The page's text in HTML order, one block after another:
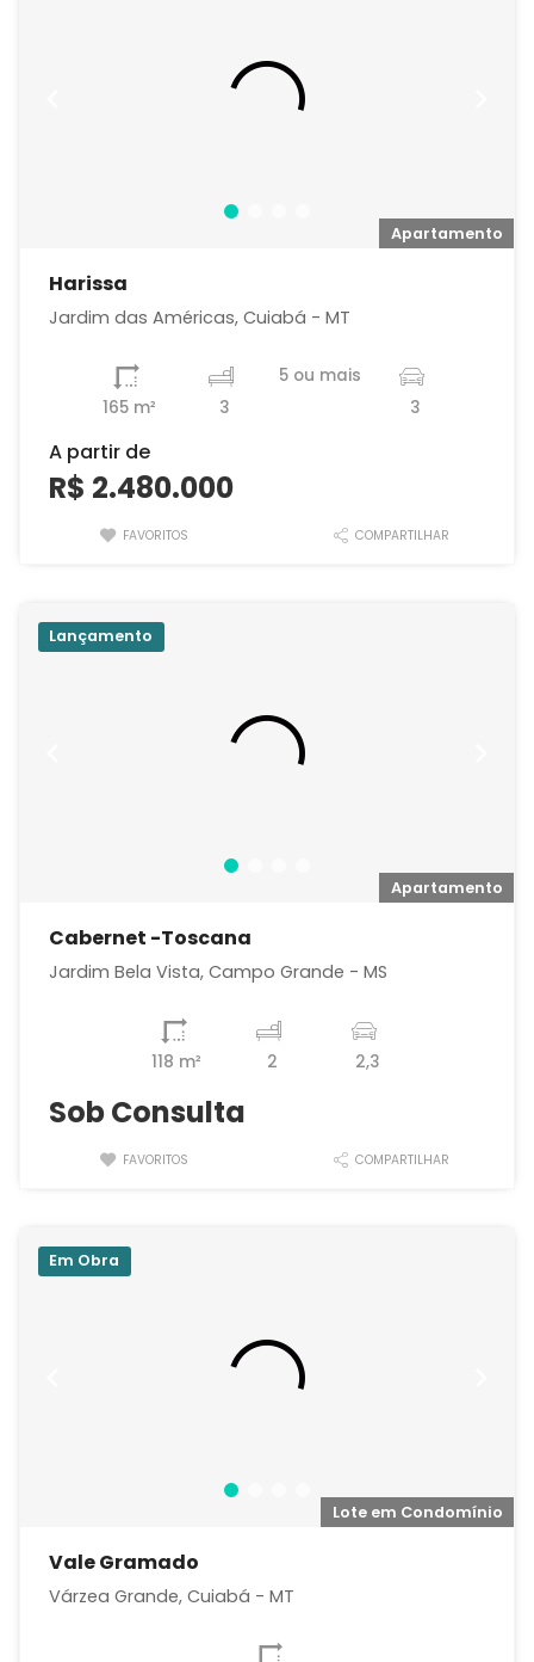
Apartamento
Harissa
Jardim das Américas, Cuiabá - MT
165 m² 3
5 ou mais
3
A partir de
R$ 2.480.000
FAVORITOS COMPARTILHAR
Apartamento
Lançamento
Cabernet -Toscana
Jardim Bela Vista, Campo Grande - MS
118 m² 2 2,3
Sob Consulta
FAVORITOS COMPARTILHAR
Lote em Condomínio
Em Obra
Vale Gramado
Várzea Grande, Cuiabá - MT